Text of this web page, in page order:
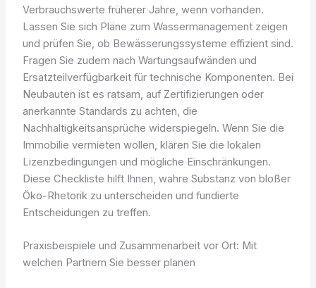
Verbrauchswerte früherer Jahre, wenn vorhanden.
Lassen Sie sich Pläne zum Wassermanagement zeigen
und prüfen Sie, ob Bewässerungssysteme effizient sind.
Fragen Sie zudem nach Wartungsaufwänden und
Ersatzteilverfügbarkeit für technische Komponenten. Bei
Neubauten ist es ratsam, auf Zertifizierungen oder
anerkannte Standards zu achten, die
Nachhaltigkeitsansprüche widerspiegeln. Wenn Sie die
Immobilie vermieten wollen, klären Sie die lokalen
Lizenzbedingungen und mögliche Einschränkungen.
Diese Checkliste hilft Ihnen, wahre Substanz von bloßer
Öko-Rhetorik zu unterscheiden und fundierte
Entscheidungen zu treffen.
Praxisbeispiele und Zusammenarbeit vor Ort: Mit
welchen Partnern Sie besser planen